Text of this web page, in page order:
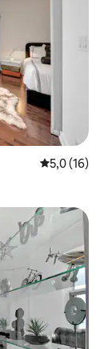
Просечна
5,0 (16)